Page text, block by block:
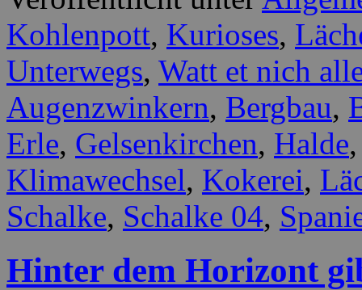
Kohlenpott, Kurioses,
Unterwegs, Watt et nich
Augenzwinkern, Bergbau,
Erle, Gelsenkirchen, Halde
Klimawechsel, Kokerei,
Schalke, Schalke 04,
Hinter dem Horizont